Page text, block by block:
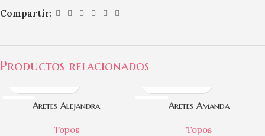
Compartir:
Productos relacionados
Aretes Alejandra
Topos
Aretes Amanda
Topos